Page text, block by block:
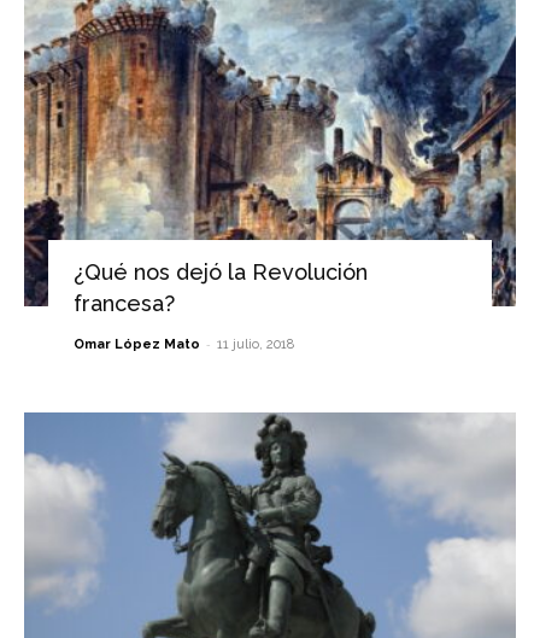
¿Qué nos dejó la Revolución
francesa?
Omar López Mato - 11 julio, 2018